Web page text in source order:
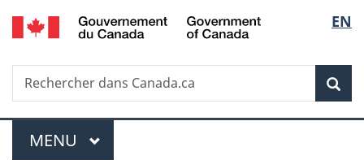
Passer
au
principal
Passer
à
Au
du
Passer
à
version
simplifiée
de
la
EN
Recherche
Rechercher
dans
Menu
MENU PRINCIPAL